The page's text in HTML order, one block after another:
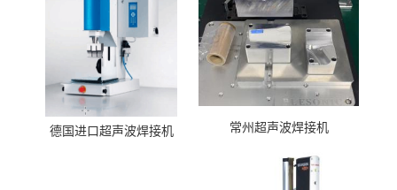
德国进口超声波焊接机 常州超声波焊接机